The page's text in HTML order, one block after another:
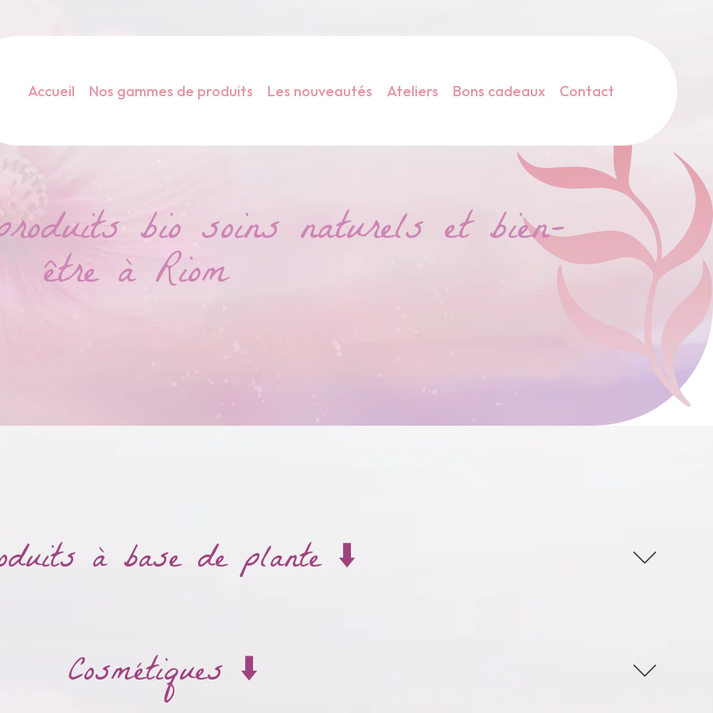
Accueil Nos gammes de produits Les nouveautés Ateliers Bons cadeaux Contact
bio soins naturels et bien-
être à Riom
à base de plante ⬇️
Cosmétiques ⬇️